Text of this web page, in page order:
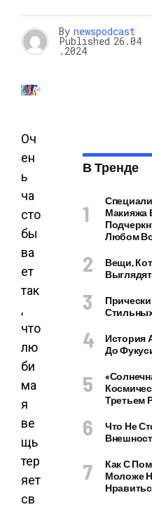
By newspodcast
Published 26.04
.2024
Оч
ен
ь
ча
сто
бы
ва
ет
так
,
что
лю
би
ма
я
ве
щь
тер
яет
св
В Тренде
Макияжа
Любом
Вещи,
История
До
Третьем
Что Не
Как С
Моложе